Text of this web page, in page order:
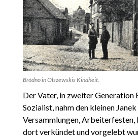
Bródno in Olszewskis Kindheit.
Der Vater, in zweiter Generation
Sozialist, nahm den kleinen
Versammlungen, Arbeiterfesten,
dort verkündet und vorgelebt